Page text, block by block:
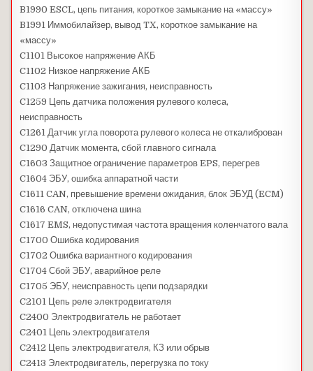
B1990 ESCL, цепь питания, короткое замыкание на «массу»
B1991 Иммобилайзер, вывод TX, короткое замыкание на
«массу»
C1101 Высокое напряжение АКБ
C1102 Низкое напряжение АКБ
C1103 Напряжение зажигания, неисправность
C1259 Цепь датчика положения рулевого колеса,
неисправность
C1261 Датчик угла поворота рулевого колеса не откалиброван
C1290 Датчик момента, сбой главного сигнала
C1603 Защитное ограничение параметров EPS, перегрев
C1604 ЭБУ, ошибка аппаратной части
C1611 CAN, превышение времени ожидания, блок ЭБУД (ECM)
C1616 CAN, отключена шина
C1617 EMS, недопустимая частота вращения коленчатого вала
C1700 Ошибка кодирования
C1702 Ошибка вариантного кодирования
C1704 Сбой ЭБУ, аварийное реле
C1705 ЭБУ, неисправность цепи подзарядки
C2101 Цепь реле электродвигателя
C2400 Электродвигатель не работает
C2401 Цепь электродвигателя
C2412 Цепь электродвигателя, КЗ или обрыв
C2413 Электродвигатель, перегрузка по току